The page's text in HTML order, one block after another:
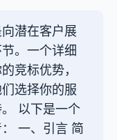
潜在客户展
。一个详细
竞标优势，
选择你的服
以下是一个
一、引言 简